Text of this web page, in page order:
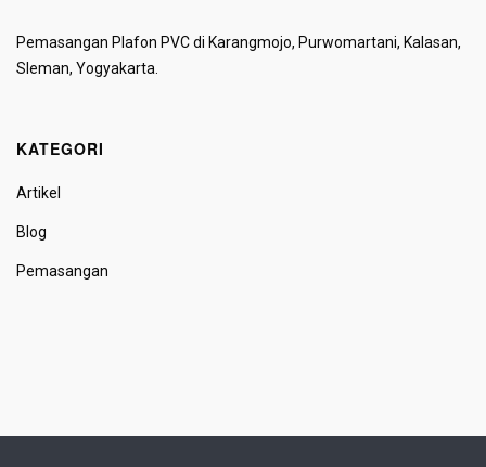
Pemasangan Plafon PVC di Karangmojo, Purwomartani, Kalasan,
Sleman, Yogyakarta.
KATEGORI
Artikel
Blog
Pemasangan